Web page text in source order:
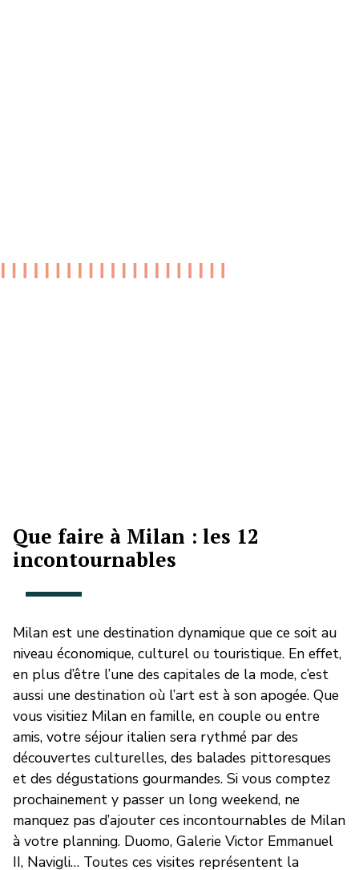
Que faire à Milan : les 12
incontournables
Milan est une destination dynamique que ce soit au
niveau économique, culturel ou touristique. En effet,
en plus d’être l’une des capitales de la mode, c’est
aussi une destination où l’art est à son apogée. Que
vous visitiez Milan en famille, en couple ou entre
amis, votre séjour italien sera rythmé par des
découvertes culturelles, des balades pittoresques
et des dégustations gourmandes. Si vous comptez
prochainement y passer un long weekend, ne
manquez pas d’ajouter ces incontournables de Milan
à votre planning. Duomo, Galerie Victor Emmanuel
II, Navigli… Toutes ces visites représentent la